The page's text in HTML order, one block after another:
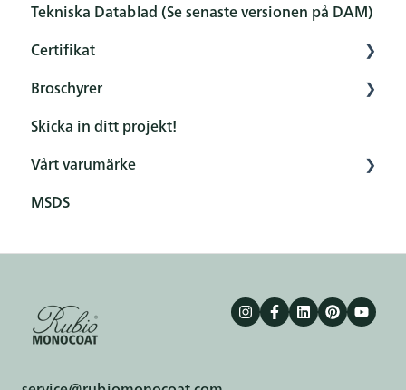
Tekniska Datablad (Se senaste versionen på DAM)
Certifikat
Översikt
Certifikat
Broschyrer
General
Product
Skicka in ditt projekt!
Vårt varumärke
Terms & conditions
MSDS